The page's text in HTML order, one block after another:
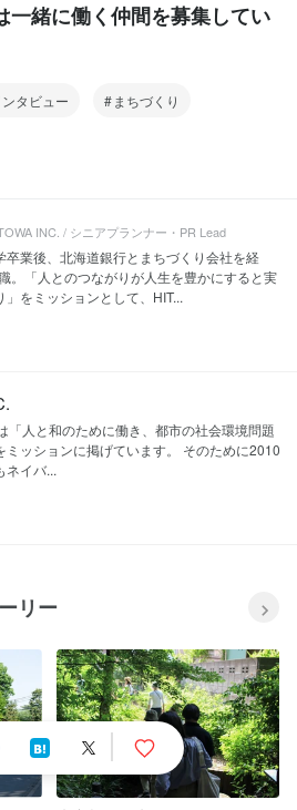
一緒に働く仲間を募集してい
タビュー まちづくり
INC. / シニアプランナー・PR Lead
卒業後、北海道銀行とまちづくり会社を経
。「人とのつながりが人生を豊かにすると実
をミッションとして、HIT...
「人と和のために働き、都市の社会環境問題
ミッションに掲げています。 そのために2010
ネイバ...
リー